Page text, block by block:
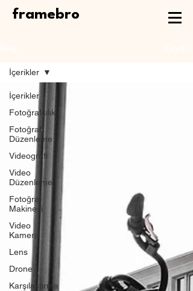
framebro
İçerikler
Fotoğrafçılık
Fotoğraf
Düzenleme
Videografi
Video
Düzenleme
Fotoğraf
Makinesi
Video
Kamera
Lens
Drone
Karşılaştırma
İçerikler